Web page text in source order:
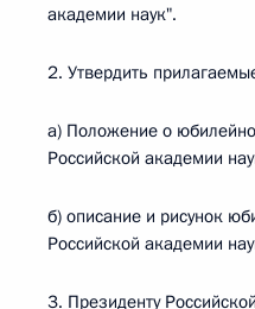
академии наук".
2. Утвердить
а) Положение о
Российской академии
б) описание и рисунок
Российской академии
3. Президенту